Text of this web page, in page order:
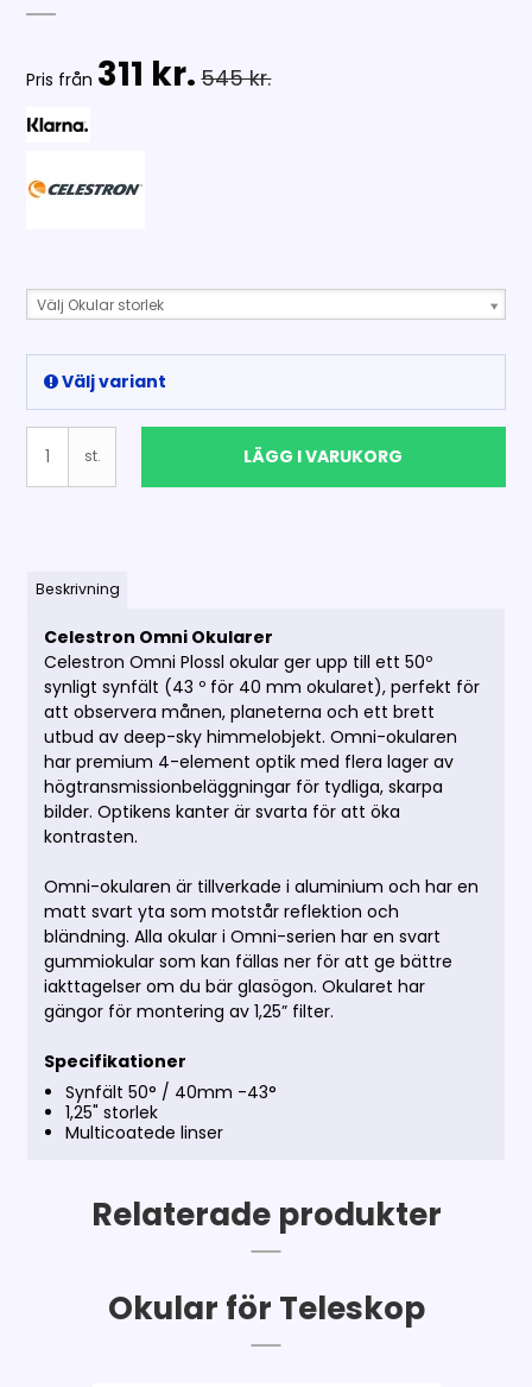
Pris från 311 kr. 545 kr.
Välj Okular storlek
Välj variant
st. LÄGG I VARUKORG
Beskrivning
Celestron Omni Okularer
Celestron Omni Plossl okular ger upp till ett 50º
synligt synfält (43 º för 40 mm okularet), perfekt för
att observera månen, planeterna och ett brett
utbud av deep-sky himmelobjekt. Omni-okularen
har premium 4-element optik med flera lager av
högtransmissionbeläggningar för tydliga, skarpa
bilder. Optikens kanter är svarta för att öka
kontrasten.
Omni-okularen är tillverkade i aluminium och har en
matt svart yta som motstår reflektion och
bländning. Alla okular i Omni-serien har en svart
gummiokular som kan fällas ner för att ge bättre
iakttagelser om du bär glasögon. Okularet har
gängor för montering av 1,25” filter.
Specifikationer
Synfält 50° / 40mm -43°
1,25" storlek
Multicoatede linser
Relaterade produkter
Okular för Teleskop